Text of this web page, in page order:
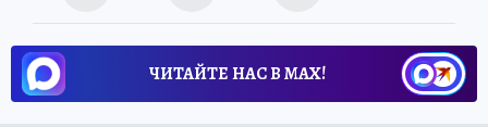
ЧИТАЙТЕ НАС В МАХ!